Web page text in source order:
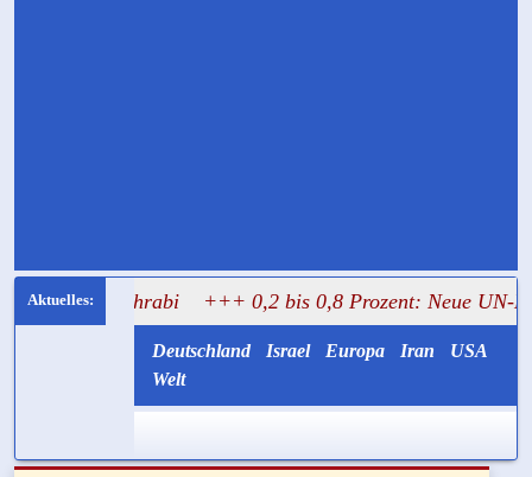
+++ 0,2 bis 0,8 Prozent: Neue UN-Daten
Deutschland Israel Europa Iran
USA
Welt